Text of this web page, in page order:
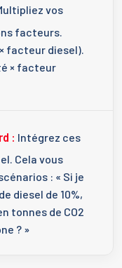
vos
facteurs.
facteur diesel).
× facteur
: Intégrez ces
Cela vous
: « Si je
diesel de 10%,
tonnes de CO2
? »